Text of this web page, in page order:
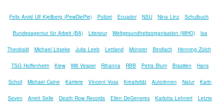
Felix Arvid Ulf Kjellberg (PewDiePie) Polizei Ecuador NSU Nina Linz Schulbuch
Bundesagentur für Arbeit (BA) Literatur Weltgesundheitsorganisation (WHO) Isa
Theobald Michael Löseke Julia Leeb Lettland Münster Bindlach Henning Zülch
TSG Hoffenheim Kiew Will Vesper Rihanna RBB Petra Blum Brasilien Hans
Scholl Michael Caine Karriere Vincent Voss Kreativität Autorinnen Natur Karin
Seven Anett Selle Death Row Records Ellen DeGeneres Karlotta Lehnert Letzte